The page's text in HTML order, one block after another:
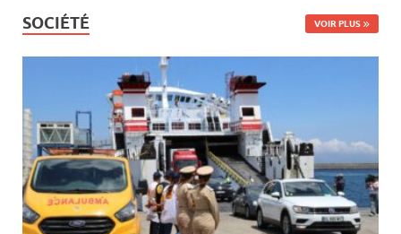
SOCIÉTÉ VOIR PLUS